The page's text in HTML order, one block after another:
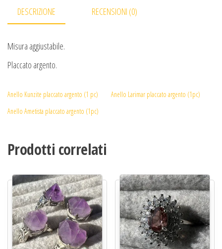
DESCRIZIONE RECENSIONI (0)
Misura aggiustabile.
Placcato argento.
Anello Kunzite placcato argento (1 pc)
Anello Larimar placcato argento (1pc)
Anello Ametista placcato argento (1pc)
Prodotti correlati